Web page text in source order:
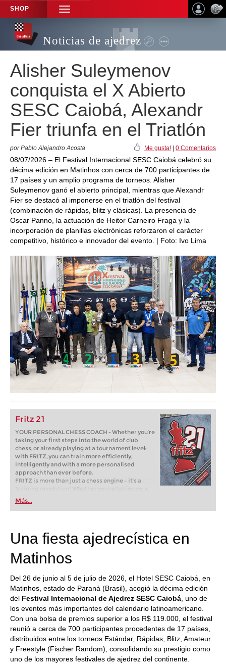
SHOP
TOGGLE
NAVIGATION
Noticias de ajedrez
Alisher Suleymenov
conquista el X Abierto
SESC Caiobá, Alexandr
Fier triunfa en el Triatlón
por Pablo Alejandro Acosta Me gusta! 0 Comentarios
08/07/2026 – El Festival Internacional SESC Caiobá celebró su
décima edición en Matinhos con cerca de 700 participantes de
17 países y un amplio programa de torneos. Alisher
Suleymenov ganó el abierto principal, mientras que Alexandr
Fier se destacó al imponerse en el triatlón del festival
(combinación de rápidas, blitz y clásicas). La presencia de
Oscar Panno, la actuación de Heitor Carneiro Fraga y la
incorporación de planillas electrónicas reforzaron el carácter
competitivo, histórico e innovador del evento. | Foto: Ivo Lima
Fritz 21
YOUR PERSONAL CHESS COACH - Whether you’re
taking your first steps into the world of club
chess, or already playing at a tournament level:
with FRITZ, you can train more efficiently,
intelligently and with a more personalised
approach than ever before.
FRITZ is more than just a chess engine – it’s a
training revolution! Whether you’re taking your
first steps into the world of club chess, or already
playing at a tournament level: with FRITZ, you can
train more efficiently, intelligently and with a
Más...
Una fiesta ajedrecística en
Matinhos
Del 26 de junio al 5 de julio de 2026, el Hotel SESC Caiobá, en
Matinhos, estado de Paraná (Brasil), acogió la décima edición
del Festival Internacional de Ajedrez SESC Caiobá , uno de
los eventos más importantes del calendario latinoamericano.
Con una bolsa de premios superior a los R$ 119.000, el festival
reunió a cerca de 700 participantes procedentes de 17 países,
distribuidos entre los torneos Estándar, Rápidas, Blitz, Amateur
y Freestyle (Fischer Random), consolidando su prestigio como
uno de los mayores festivales de ajedrez del continente.